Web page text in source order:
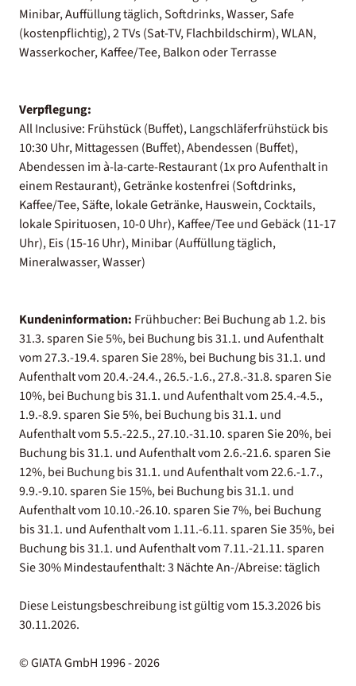
Minibar, Auffüllung täglich, Softdrinks, Wasser, Safe
(kostenpflichtig), 2 TVs (Sat-TV, Flachbildschirm), WLAN,
Wasserkocher, Kaffee/Tee, Balkon oder Terrasse
Verpflegung:
All Inclusive: Frühstück (Buffet), Langschläferfrühstück bis
10:30 Uhr, Mittagessen (Buffet), Abendessen (Buffet),
Abendessen im à-la-carte-Restaurant (1x pro Aufenthalt in
einem Restaurant), Getränke kostenfrei (Softdrinks,
Kaffee/Tee, Säfte, lokale Getränke, Hauswein, Cocktails,
lokale Spirituosen, 10-0 Uhr), Kaffee/Tee und Gebäck (11-17
Uhr), Eis (15-16 Uhr), Minibar (Auffüllung täglich,
Mineralwasser, Wasser)
Kundeninformation: Frühbucher: Bei Buchung ab 1.2. bis
31.3. sparen Sie 5%, bei Buchung bis 31.1. und Aufenthalt
vom 27.3.-19.4. sparen Sie 28%, bei Buchung bis 31.1. und
Aufenthalt vom 20.4.-24.4., 26.5.-1.6., 27.8.-31.8. sparen Sie
10%, bei Buchung bis 31.1. und Aufenthalt vom 25.4.-4.5.,
1.9.-8.9. sparen Sie 5%, bei Buchung bis 31.1. und
Aufenthalt vom 5.5.-22.5., 27.10.-31.10. sparen Sie 20%, bei
Buchung bis 31.1. und Aufenthalt vom 2.6.-21.6. sparen Sie
12%, bei Buchung bis 31.1. und Aufenthalt vom 22.6.-1.7.,
9.9.-9.10. sparen Sie 15%, bei Buchung bis 31.1. und
Aufenthalt vom 10.10.-26.10. sparen Sie 7%, bei Buchung
bis 31.1. und Aufenthalt vom 1.11.-6.11. sparen Sie 35%, bei
Buchung bis 31.1. und Aufenthalt vom 7.11.-21.11. sparen
Sie 30% Mindestaufenthalt: 3 Nächte An-/Abreise: täglich
Diese Leistungsbeschreibung ist gültig vom 15.3.2026 bis
30.11.2026.
© GIATA GmbH 1996 - 2026